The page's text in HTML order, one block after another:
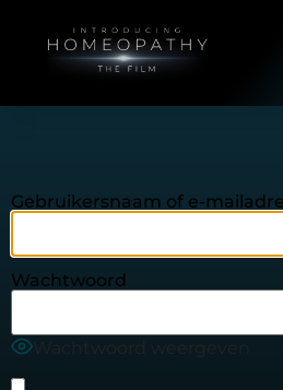
Gebruikersnaam of e-
Wachtwoord
Wachtwoord weergeven